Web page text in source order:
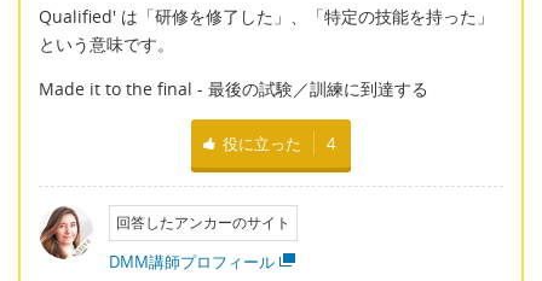
Qualified' は「研修を修了した」、「特定の技能を持った」
という意味です。
Made it to the final - 最後の試験／訓練に到達する
役に立った 4
回答したアンカーのサイト
DMM講師プロフィール